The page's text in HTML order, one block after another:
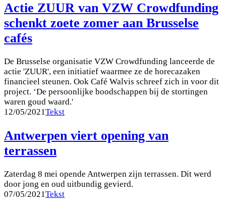
Actie ZUUR van VZW Crowdfunding
schenkt zoete zomer aan Brusselse
cafés
De Brusselse organisatie VZW Crowdfunding lanceerde de
actie 'ZUUR', een initiatief waarmee ze de horecazaken
financieel steunen. Ook Café Walvis schreef zich in voor dit
project. ‘De persoonlijke boodschappen bij de stortingen
waren goud waard.'
12/05/2021Tekst
Antwerpen viert opening van
terrassen
Zaterdag 8 mei opende Antwerpen zijn terrassen. Dit werd
door jong en oud uitbundig gevierd.
07/05/2021Tekst